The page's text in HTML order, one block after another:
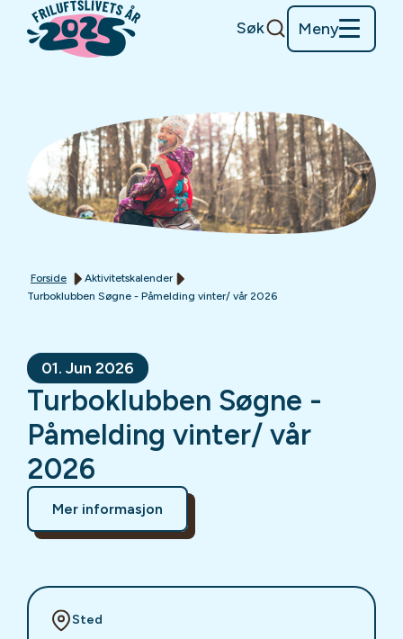
Søk Meny
Forside
Aktivitetskalender
Turboklubben Søgne - Påmelding vinter/ vår 2026
01. Jun 2026
Turboklubben Søgne -
Påmelding vinter/ vår
2026
Mer informasjon
Sted